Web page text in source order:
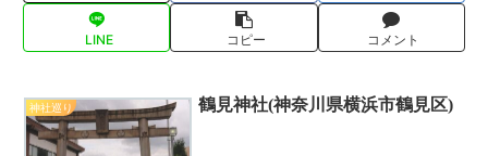
LINE コピー コメント
神社巡り 鶴見神社(神奈川県横浜市鶴見区)